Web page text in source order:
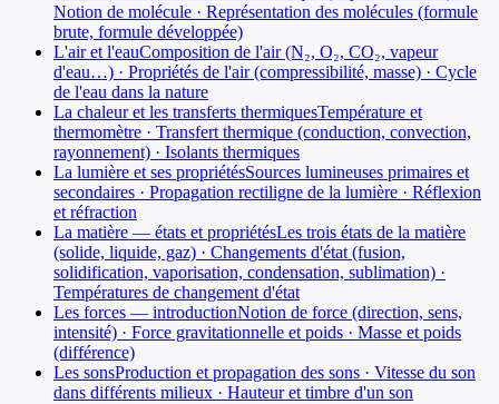
Notion de molécule · Représentation des molécules (formule
brute, formule développée)
L'air et l'eauComposition de l'air (N₂, O₂, CO₂, vapeur
d'eau…) · Propriétés de l'air (compressibilité, masse) · Cycle
de l'eau dans la nature
La chaleur et les transferts thermiquesTempérature et
thermomètre · Transfert thermique (conduction, convection,
rayonnement) · Isolants thermiques
La lumière et ses propriétésSources lumineuses primaires et
secondaires · Propagation rectiligne de la lumière · Réflexion
et réfraction
La matière — états et propriétésLes trois états de la matière
(solide, liquide, gaz) · Changements d'état (fusion,
solidification, vaporisation, condensation, sublimation) ·
Températures de changement d'état
Les forces — introductionNotion de force (direction, sens,
intensité) · Force gravitationnelle et poids · Masse et poids
(différence)
Les sonsProduction et propagation des sons · Vitesse du son
dans différents milieux · Hauteur et timbre d'un son